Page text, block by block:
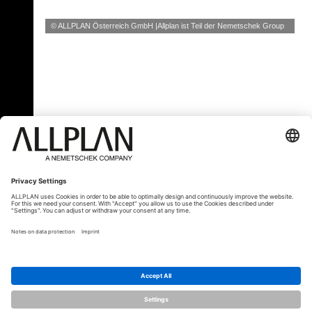
© ALLPLAN Österreich GmbH Allplan ist Teil der Nemetschek Group